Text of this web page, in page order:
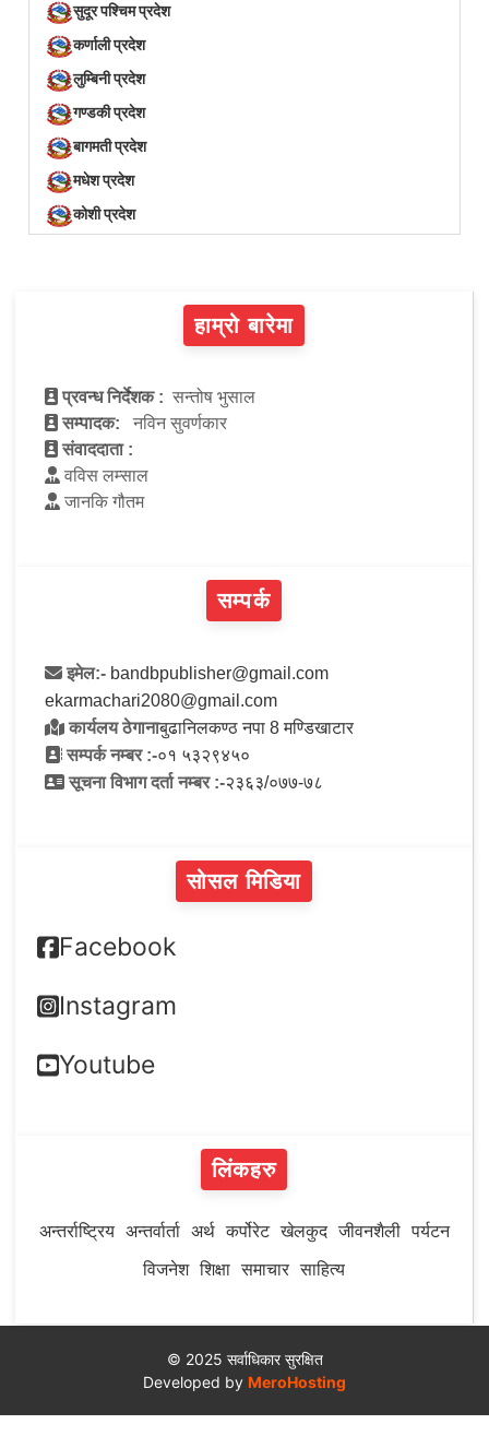
सुदूर पश्चिम प्रदेश
कर्णाली प्रदेश
लुम्बिनी प्रदेश
गण्डकी प्रदेश
बागमती प्रदेश
मधेश प्रदेश
कोशी प्रदेश
हाम्रो बारेमा
प्रवन्ध निर्देशक : सन्तोष भुसाल
सम्पादक:
नविन सुवर्णकार
संवाददाता :
वविस लम्साल
जानकि गौतम
सम्पर्क
इमेल:- bandbpublisher@gmail.com
ekarmachari2080@gmail.com
कार्यलय ठेगानाबुढानिलकण्ठ नपा 8 मण्डिखाटार
सम्पर्क नम्बर :-०१ ५३२९४५०
सूचना विभाग दर्ता नम्बर :-२३६३/०७७-७८
सोसल मिडिया
Facebook
Instagram
Youtube
लिंकहरु
अन्तर्राष्ट्रिय अन्तर्वार्ता अर्थ कर्पोरेट खेलकुद जीवनशैली पर्यटन
विजनेश शिक्षा समाचार साहित्य
© 2025 सर्वाधिकार सुरक्षित
Developed by MeroHosting